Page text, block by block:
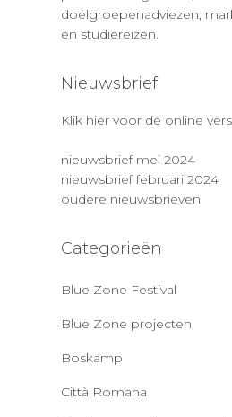
doelgroepenadviezen,
en studiereizen.
Nieuwsbrief
Klik hier voor de online
nieuwsbrief mei 2024
nieuwsbrief februari 2024
oudere nieuwsbrieven
Categorieën
Blue Zone Festival
Blue Zone projecten
Boskamp
Città Romana